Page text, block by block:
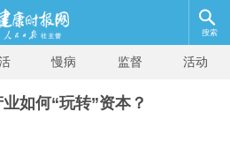
搜索
慢病 监督 活动
如何“玩转”资本？